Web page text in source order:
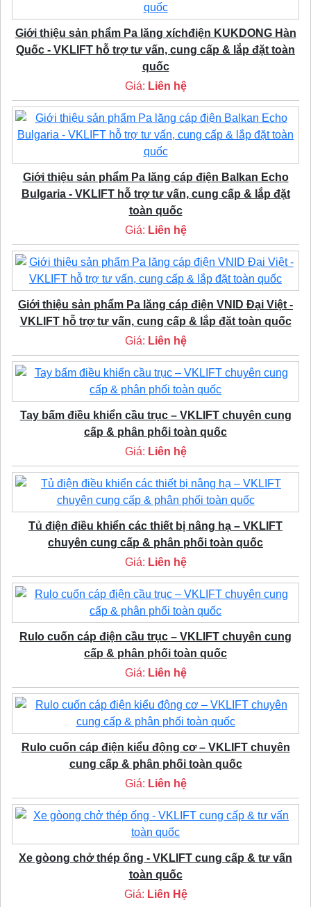
Giới thiệu sản phẩm Pa lăng xíchđiện KUKDONG Hàn
Quốc - VKLIFT hỗ trợ tư vấn, cung cấp & lắp đặt toàn
quốc
Giá: Liên hệ
Giới thiệu sản phẩm Pa lăng cáp điện Balkan Echo
Bulgaria - VKLIFT hỗ trợ tư vấn, cung cấp & lắp đặt
toàn quốc
Giá: Liên hệ
Giới thiệu sản phẩm Pa lăng cáp điện VNID Đại Việt -
VKLIFT hỗ trợ tư vấn, cung cấp & lắp đặt toàn quốc
Giá: Liên hệ
Tay bấm điều khiển cầu trục – VKLIFT chuyên cung
cấp & phân phối toàn quốc
Giá: Liên hệ
Tủ điện điều khiển các thiết bị nâng hạ – VKLIFT
chuyên cung cấp & phân phối toàn quốc
Giá: Liên hệ
Rulo cuốn cáp điện cầu trục – VKLIFT chuyên cung
cấp & phân phối toàn quốc
Giá: Liên hệ
Rulo cuốn cáp điện kiểu động cơ – VKLIFT chuyên
cung cấp & phân phối toàn quốc
Giá: Liên hệ
Xe gòong chở thép ống - VKLIFT cung cấp & tư vấn
toàn quốc
Giá: Liên Hệ